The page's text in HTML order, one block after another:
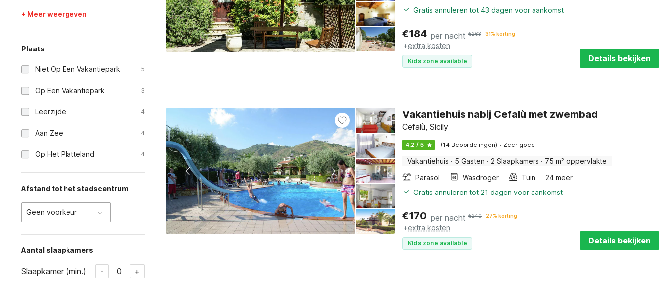
+ Meer weergeven
Plaats
Niet Op Een Vakantiepark 5
Op Een Vakantiepark 3
Leerzijde 4
Aan Zee 4
Op Het Platteland 4
Afstand tot het stadscentrum
Geen voorkeur
Aantal slaapkamers
Slaapkamer (min.) - 0 +
Gratis annuleren tot 43 dagen voor aankomst
€184 per nacht €263 31% korting
+extra kosten
Kids zone available Details bekijken
Vakantiehuis nabij Cefalù met zwembad
Cefalù, Sicily
4.2 / 5 (14 Beoordelingen) · Zeer goed
Vakantiehuis · 5 Gasten · 2 Slaapkamers · 75 m² oppervlakte
Parasol
Wasdroger Tuin
24 meer
Gratis annuleren tot 21 dagen voor aankomst
€170 per nacht €240 27% korting
+extra kosten
Kids zone available Details bekijken